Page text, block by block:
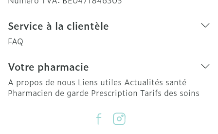
Service à la clientèle
FAQ
Votre pharmacie
A propos de nous Liens utiles Actualités santé
Pharmacien de garde Prescription Tarifs des soins